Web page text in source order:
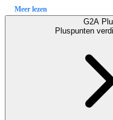
Meer lezen
G2A
Pluspunten